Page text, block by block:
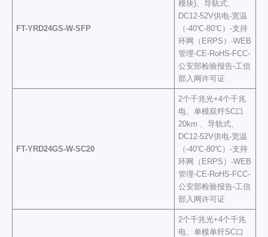
FT-YRD24GS-W-SFP
模块)、导轨式、
DC12-52V供电-宽温
（-40℃-80℃）-支持
环网（ERPS）-WEB
管理-CE-RoHS-FCC-
公安部检验报告-工信
部入网许可证
FT-YRD24GS-W-SC20
2个千兆光+4个千兆
电、单模双纤SC口
20km 、导轨式、
DC12-52V供电-宽温
（-40℃-80℃）-支持
环网（ERPS）-WEB
管理-CE-RoHS-FCC-
公安部检验报告-工信
部入网许可证
2个千兆光+4个千兆
电、单模单纤SC口